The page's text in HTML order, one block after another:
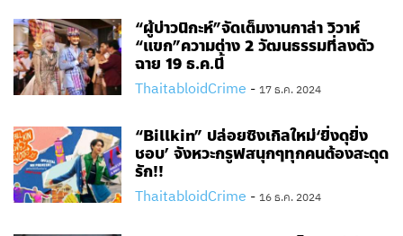
“ผู้บ่าวนิกะห์”จัดเต็มงานกาล่า วิวาห์
“แขก”ความต่าง 2 วัฒนธรรมที่ลงตัว
ฉาย 19 ธ.ค.นี้
ThaitabloidCrime - 17 ธ.ค. 2024
“Billkin” ปล่อยซิงเกิลใหม่‘ยิ่งดุยิ่ง
ชอบ’ จังหวะกรูฟสนุกๆทุกคนต้องสะดุด
รัก!!
ThaitabloidCrime - 16 ธ.ค. 2024